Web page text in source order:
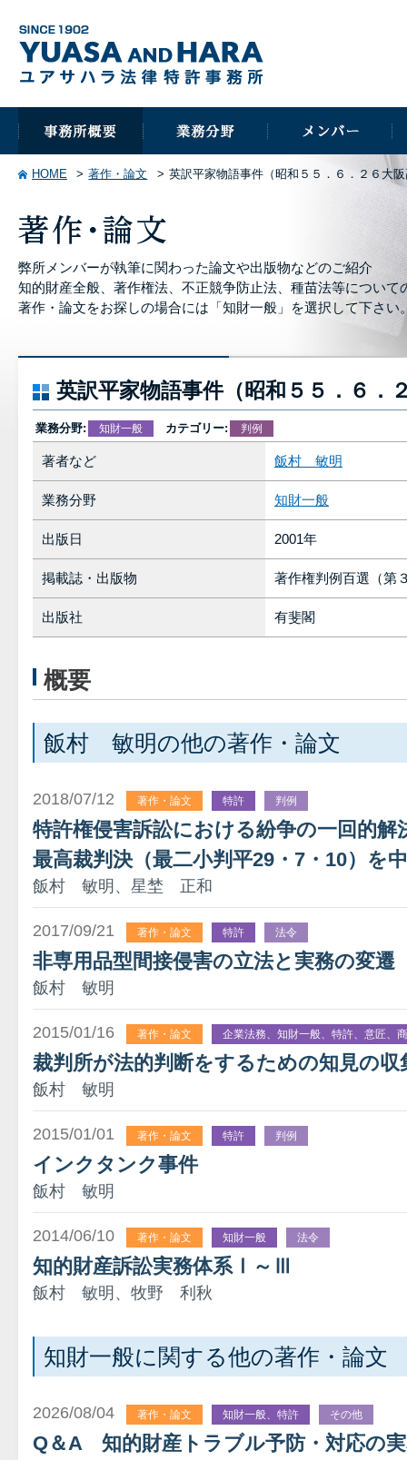
HOME 著作・論文 英訳平家物語事件（昭和５５．６．２６大
弊所メンバーが執筆に関わった論文や出版物などのご紹介
知的財産全般、著作権法、不正競争防止法、種苗法等について
著作・論文をお探しの場合には「知財一般」を選択して下さい
英訳平家物語事件（昭和５５．６．
業務分野: 知財一般 カテゴリー: 判例
著者など 飯村 敏明
業務分野 知財一般
出版日 2001年
掲載誌・出版物 著作権判例百選（第
出版社 有斐閣
概要
飯村 敏明の他の著作・論文
2018/07/12 著作・論文 特許 判例
特許権侵害訴訟における紛争の一回的
最高裁判決（最二小判平29・7・10）を
飯村 敏明、星埜 正和
2017/09/21 著作・論文 特許 法令
非専用品型間接侵害の立法と実務の変遷
飯村 敏明
2015/01/16 著作・論文 企業法務、知財一般、特許、意匠、
裁判所が法的判断をするための知見の
飯村 敏明
2015/01/01 著作・論文 特許 判例
インクタンク事件
飯村 敏明
2014/06/10 著作・論文 知財一般 法令
知的財産訴訟実務体系Ⅰ～Ⅲ
飯村 敏明、牧野 利秋
知財一般に関する他の著作・論文
2026/08/04 著作・論文 知財一般、特許 その他
Q＆A 知的財産トラブル予防・対応の